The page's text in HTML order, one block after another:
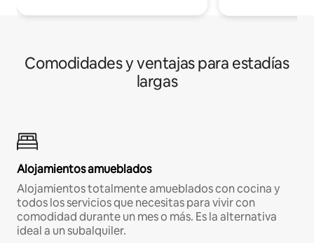
Comodidades y ventajas para estadías
largas
Alojamientos amueblados
Alojamientos totalmente amueblados con cocina y
todos los servicios que necesitas para vivir con
comodidad durante un mes o más. Es la alternativa
ideal a un subalquiler.